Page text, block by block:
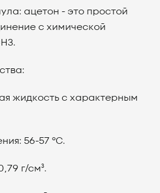
ацетон - это простой
с химической
жидкость с характерным
56-57 °C.
г/см³.